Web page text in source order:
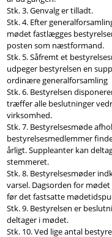
Stk. 3. Genvalg er tilladt.
Stk. 4. Efter
mødet fastlægges
posten som næstformand.
Stk. 5. Såfremt et
udpeger bestyrelsen en
ordinære generalforsamling
Stk. 6. Bestyrelsen
træffer alle beslutninger
virksomhed.
Stk. 7. Bestyrelsesmøde
bestyrelsesmedlemmer
årligt. Suppleanter kan
stemmeret.
Stk. 8. Bestyrelsesmøder
varsel. Dagsorden for
før det fastsatte
Stk. 9. Bestyrelsen er
deltager i mødet.
Stk. 10. Ved lige antal